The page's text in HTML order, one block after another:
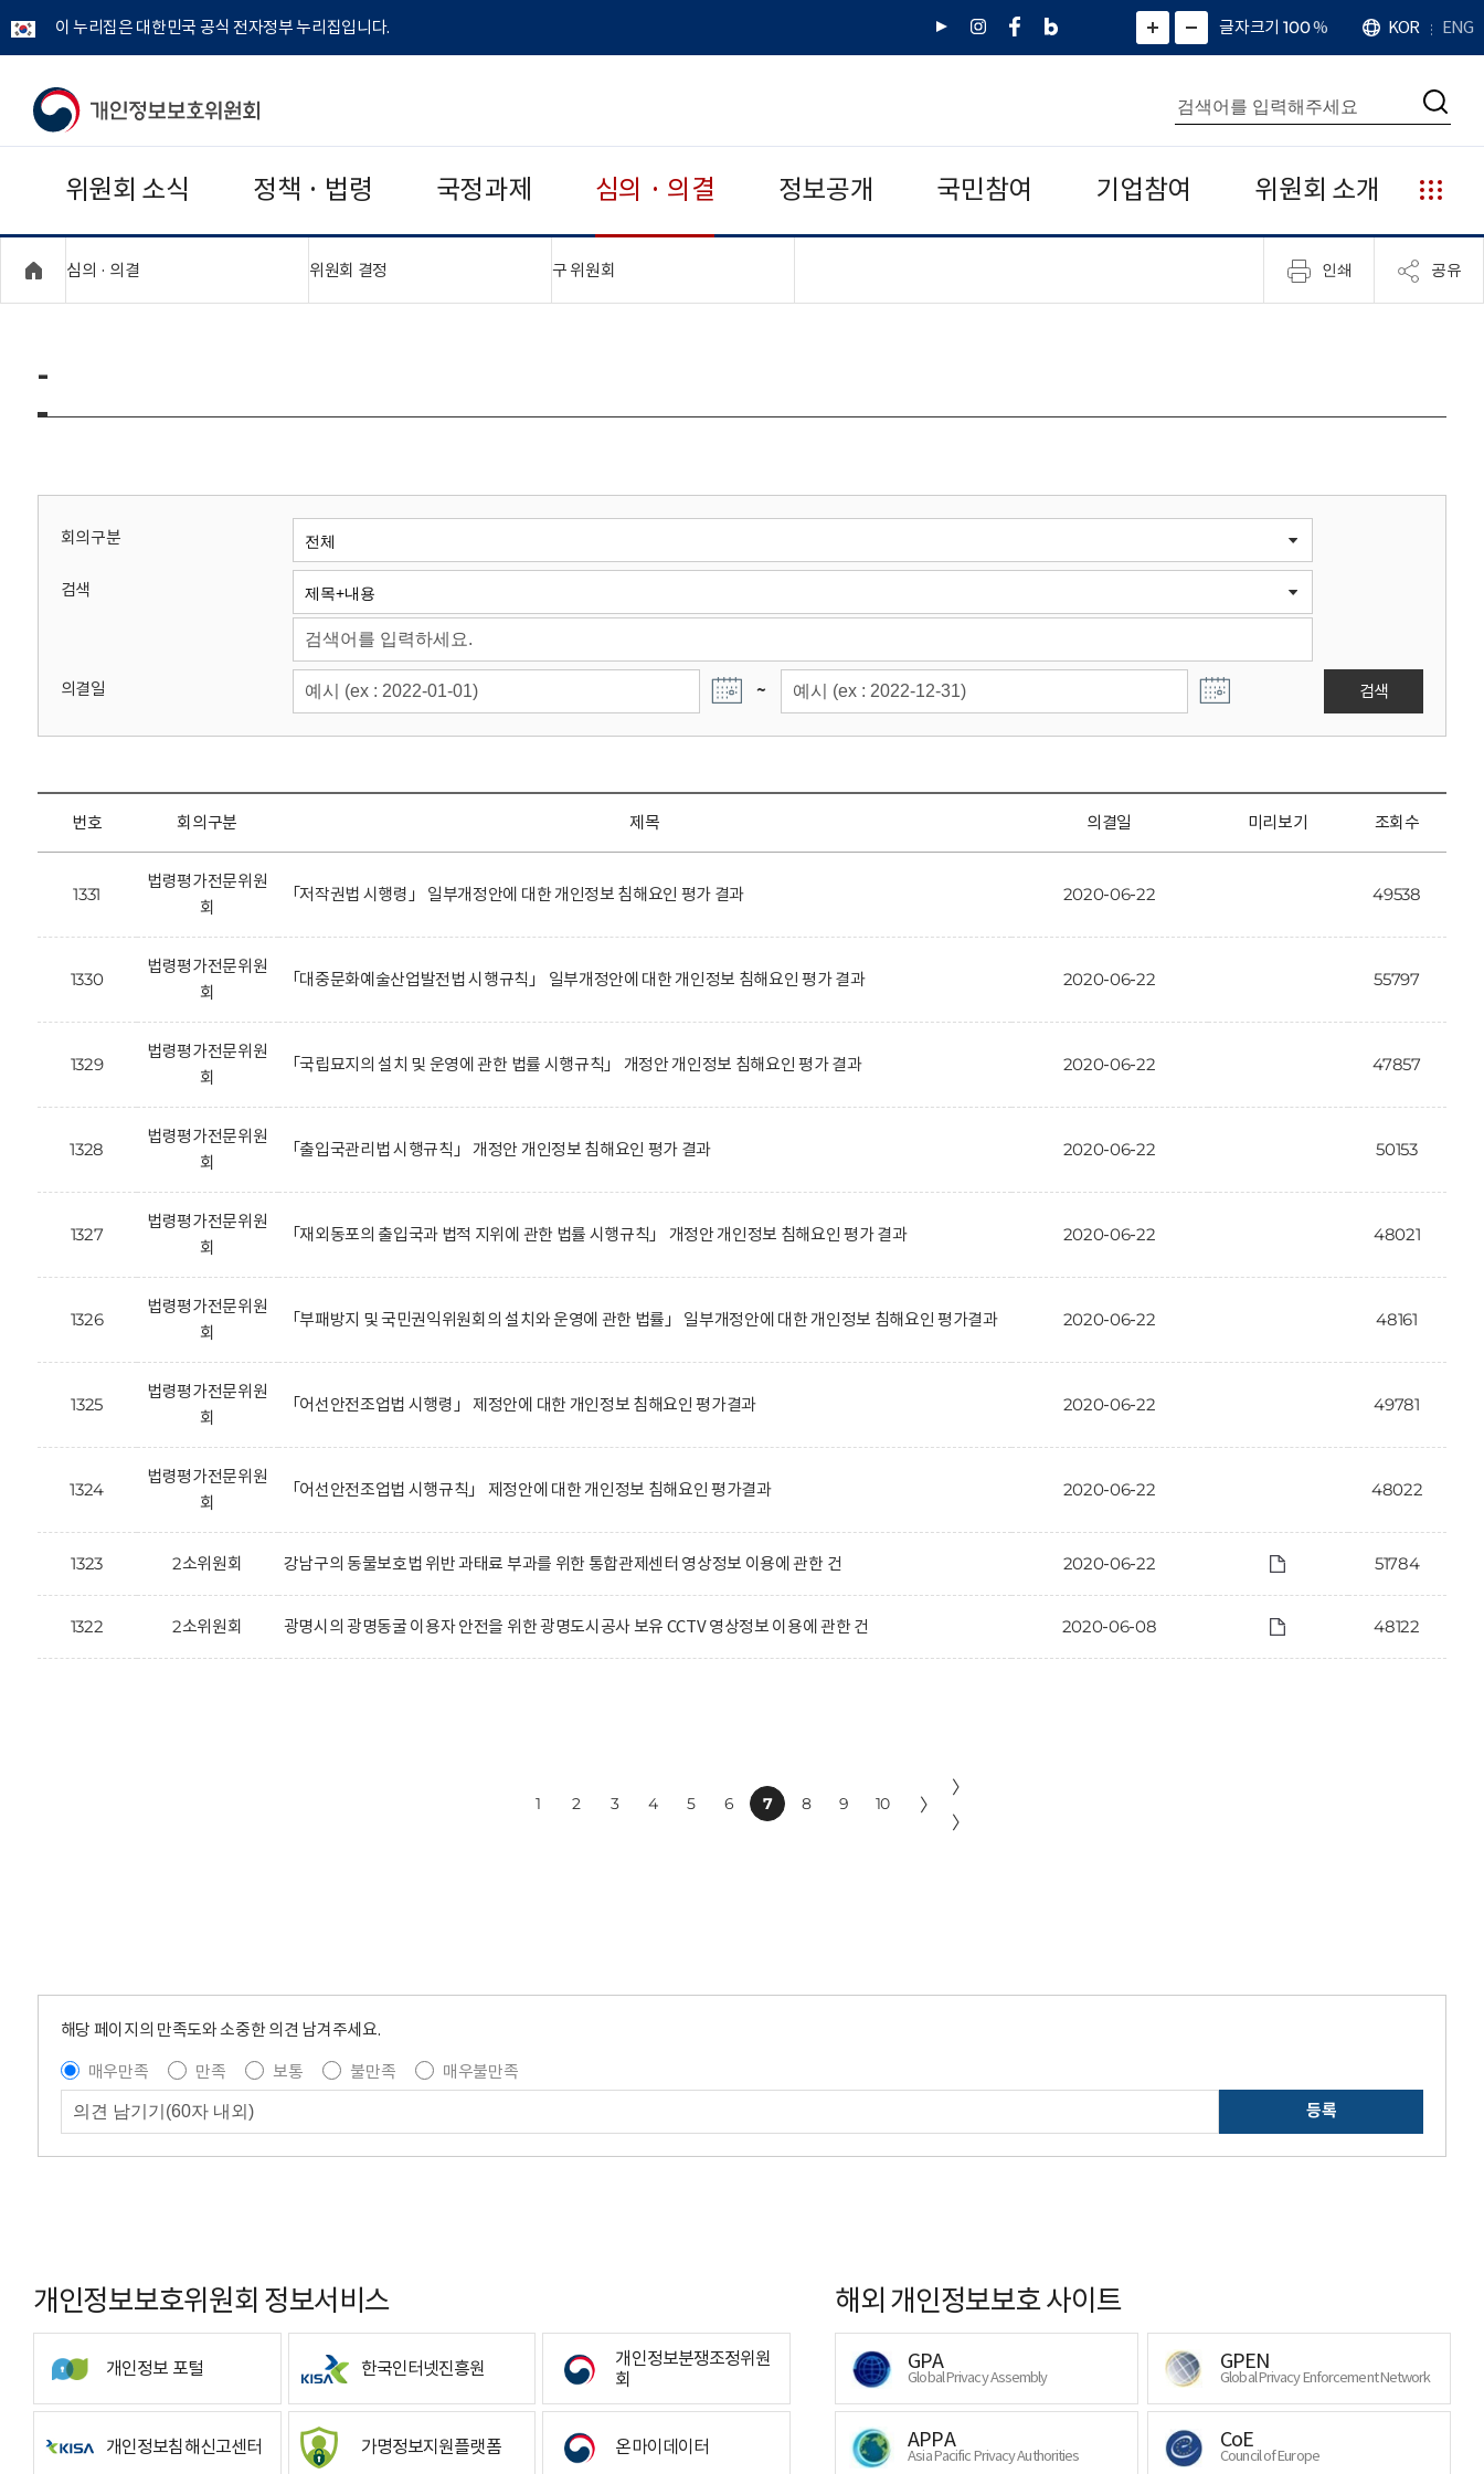
이 누리집은 대한민국 공식 전자정부 누리집입니다.
유
인
페
네
그
)
화
면
면
소
확
대
치
글자크기 100%
언
어
KOR ENG
개
보
보
위
회
통
합
검
색
검
위원회 소식 정책 · 법령 국정과제 심의 · 의결 정보공개 국민참여 기업참여 위원회 소개
누
리
집
안
심의 · 의결 위원회 결정 구 위원회 인쇄 공유
-
회의구분
검색
의결일 ~ 검색
번호 회의구분 제목 의결일 미리보기 조회수
1331
법령평가전문위원
회
「저작권법 시행령」 일부개정안에 대한 개인정보 침해요인 평가 결과 2020-06-22 49538
1330
법령평가전문위원
회
「대중문화예술산업발전법 시행규칙」 일부개정안에 대한 개인정보 침해요인 평가 결과 2020-06-22 55797
1329
법령평가전문위원
회
「국립묘지의 설치 및 운영에 관한 법률 시행규칙」 개정안 개인정보 침해요인 평가 결과 2020-06-22 47857
1328
법령평가전문위원
회
「출입국관리법 시행규칙」 개정안 개인정보 침해요인 평가 결과 2020-06-22 50153
1327
법령평가전문위원
회
「재외동포의 출입국과 법적 지위에 관한 법률 시행규칙」 개정안 개인정보 침해요인 평가 결과 2020-06-22 48021
1326
법령평가전문위원
회
「부패방지 및 국민권익위원회의 설치와 운영에 관한 법률」 일부개정안에 대한 개인정보 침해요인 평가결과 2020-06-22 48161
1325
법령평가전문위원
회
「어선안전조업법 시행령」 제정안에 대한 개인정보 침해요인 평가결과 2020-06-22 49781
1324
법령평가전문위원
회
「어선안전조업법 시행규칙」 제정안에 대한 개인정보 침해요인 평가결과 2020-06-22 48022
1323 2소위원회 강남구의 동물보호법 위반 과태료 부과를 위한 통합관제센터 영상정보 이용에 관한 건 2020-06-22 51784
1322 2소위원회 광명시의 광명동굴 이용자 안전을 위한 광명도시공사 보유 CCTV 영상정보 이용에 관한 건 2020-06-08 48122
1 2 3 4 5 6 7 8 9 10 〉
〉
〉
해당 페이지의 만족도와 소중한 의견 남겨주세요.
매우만족
만족 보통 불만족
매우불만족
등록
개인정보보호위원회 정보서비스
개인정보 포털 한국인터넷진흥원
개인정보분쟁조정위원
회
개인정보침해신고센터 가명정보지원플랫폼 온마이데이터
해외 개인정보보호 사이트
GPA
Global Privacy Assembly
GPEN
Global Privacy Enforcement Network
APPA
Asia Pacific Privacy Authorities
CoE
Council of Europe